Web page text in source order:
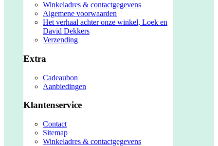
Winkeladres & contactgegevens
Algemene voorwaarden
Het verhaal achter onze winkel, Loek en
David Dekkers
Verzending
Extra
Cadeaubon
Aanbiedingen
Klantenservice
Contact
Sitemap
Winkeladres & contactgegevens